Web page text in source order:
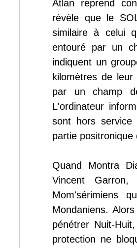
Atlan reprend
révèle que le
similaire à celui
entouré par un
indiquent un
kilomètres de
par un champ
L'ordinateur
sont hors
partie
Quand Montra
Vincent
Mom'sérimiens
Mondaniens.
pénétrer Nuit-
protection ne